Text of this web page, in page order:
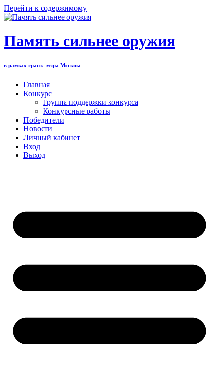
Перейти к содержимому
Память сильнее оружия
в рамках гранта мэра Москвы
Главная
Конкурс
Группа поддержки конкурса
Конкурсные работы
Победители
Новости
Личный кабинет
Вход
Выход